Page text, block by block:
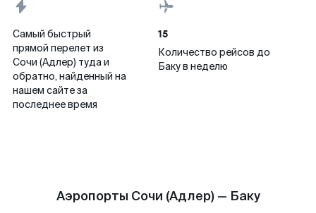
Самый быстрый
прямой перелет из
Сочи (Адлер) туда и
обратно, найденный на
нашем сайте за
последнее время
15
Количество рейсов до
Баку в неделю
Аэропорты Сочи (Адлер) — Баку